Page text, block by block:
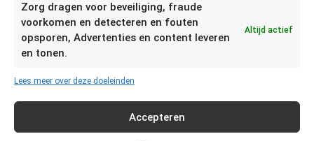
Zorg dragen voor beveiliging, fraude
voorkomen en detecteren en fouten
opsporen, Advertenties en content leveren
en tonen.
Altijd actief
Lees meer over deze doeleinden
Accepteren
maïskorrels dus.
Als er helemaal geen vocht meer in de korrel zit, ziet deze er
soms iets donkerder uit. Uiteindelijk blijft de beste methode
poppen, zijn niet meer goed. Dat zijn oude korrels waar te
weinig vocht in zat.
Bij magnetron popcorn in een voorverpakte zak kan de olie